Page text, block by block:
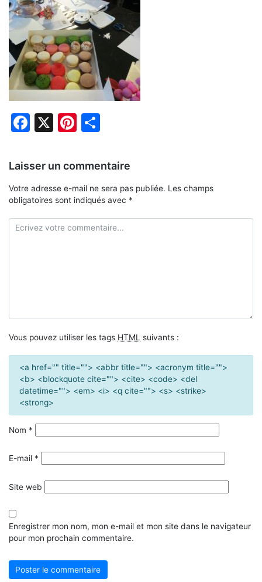
Facebook
X Pinterest
Laisser un commentaire
Votre adresse e-mail ne sera pas publiée. Les champs
obligatoires sont indiqués avec *
Vous pouvez utiliser les tags HTML suivants :
<a href="" title=""> <abbr title=""> <acronym title="">
<b> <blockquote cite=""> <cite> <code> <del
datetime=""> <em> <i> <q cite=""> <s> <strike>
<strong>
Nom *
E-mail *
Site web
Enregistrer mon nom, mon e-mail et mon site dans le navigateur
pour mon prochain commentaire.